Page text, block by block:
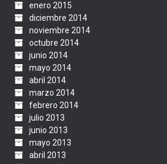
enero 2015
diciembre 2014
noviembre 2014
octubre 2014
junio 2014
mayo 2014
abril 2014
marzo 2014
febrero 2014
julio 2013
junio 2013
mayo 2013
abril 2013